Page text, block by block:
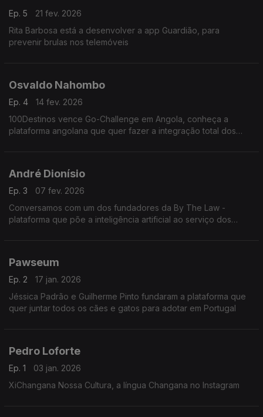
Ep. 5
21 fev. 2026
Rita Barbosa está a desenvolver a app Guardião, para
prevenir brulas nos telemóveis
Osvaldo Nahombo
Ep. 4
14 fev. 2026
100Destinos vence Go-Challenge em Angola, conheça a
plataforma angolana que quer fazer a integração total dos
André Dionísio
Ep. 3
07 fev. 2026
Conversamos com um dos fundadores da By The Law -
plataforma que põe a inteligência artificial ao serviço dos
Pawseum
Ep. 2
17 jan. 2026
Jéssica Padrão e Guilherme Pinto fundaram a plataforma que
quer juntar todos os cães e gatos para adotar em Portugal
Pedro Loforte
Ep. 1
03 jan. 2026
XiChangana Nossa Cultura, a língua Changana no Instagram